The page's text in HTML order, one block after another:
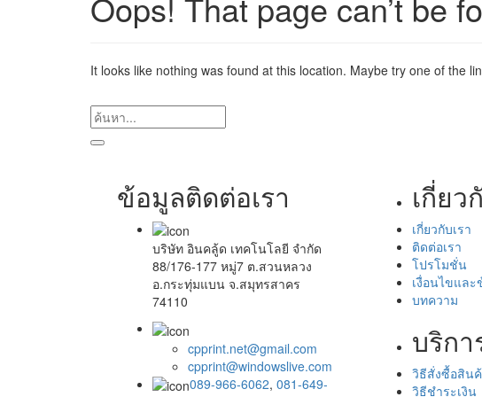
It looks like nothing was found at this location. Maybe try one of the
ข้อมูลติดต่อเรา
บริษัท อินคลู้ด เทคโนโลยี จำกัด
88/176-177 หมู่7 ต.สวนหลวง
อ.กระทุ่มแบน จ.สมุทรสาคร
74110
cpprint.net@gmail.com
cpprint@windowslive.com
089-966-6062, 081-649-
เกี่ยว
เกี่ยวกับเรา
ติดต่อเรา
โปรโมชั่น
เงื่อนไขและ
บทความ
บริก
วิธีสั่งซื้อสิน
วิธีชำระเงิน